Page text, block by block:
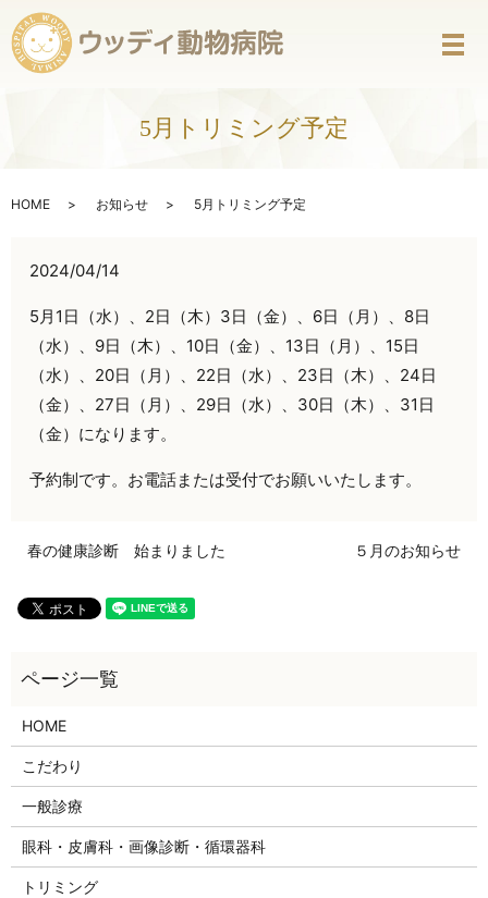
メ
5月トリミング予定
HOME お知らせ 5月トリミング予定
2024/04/14
5月1日（水）、2日（木）3日（金）、6日（月）、8日
（水）、9日（木）、10日（金）、13日（月）、15日
（水）、20日（月）、22日（水）、23日（木）、24日
（金）、27日（月）、29日（水）、30日（木）、31日
（金）になります。
予約制です。お電話または受付でお願いいたします。
春の健康診断 始まりました ５月のお知らせ
HOME
こだわり
一般診療
眼科・皮膚科・画像診断・循環器科
トリミング